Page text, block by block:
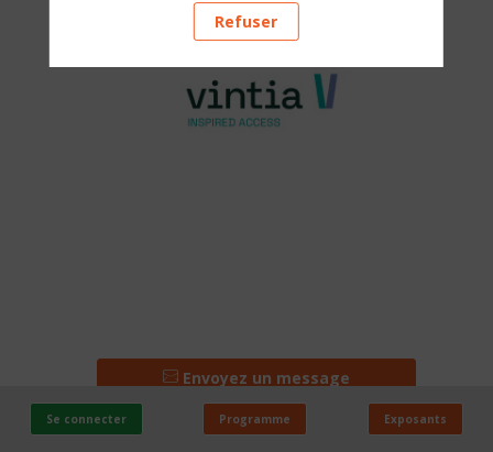
VINTIA
Envoyez un message
France
Se connecter Programme Exposants
Refuser